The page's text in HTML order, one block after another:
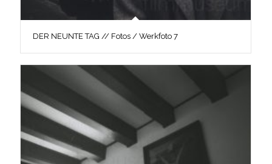
DER NEUNTE TAG // Fotos / Werkfoto 7